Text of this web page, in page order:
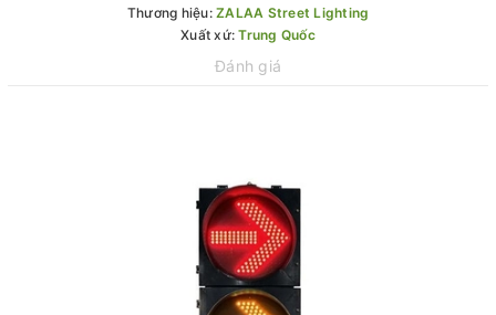
Thương hiệu: ZALAA Street Lighting
Xuất xứ:Trung Quốc
Đánh giá